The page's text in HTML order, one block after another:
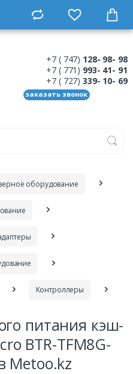
+7 ( 747) 128- 98- 98
+7 ( 771) 993- 41- 91
+7 ( 727) 339- 10- 69
заказать звонок
оборудование
Контроллеры
питания кэш-
BTR-TFM8G-
Metoo.kz